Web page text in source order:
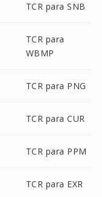
TCR para SNB
TCR para
WBMP
TCR para PNG
TCR para CUR
TCR para PPM
TCR para EXR